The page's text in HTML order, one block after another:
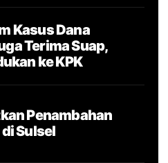
Kasus Dana
Terima Suap,
ke KPK
Penambahan
Sulsel